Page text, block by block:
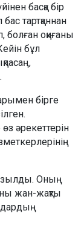
басқа бір
тартқаннан
болған оқиғаны
бұл
бірге
әрекеттерін
Оның
жан-жақты